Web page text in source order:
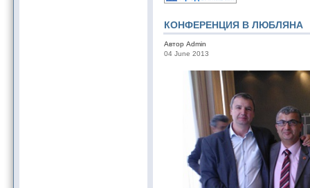
КОНФЕРЕНЦИЯ В ЛЮБЛЯНА
Автор Admin
04 June 2013